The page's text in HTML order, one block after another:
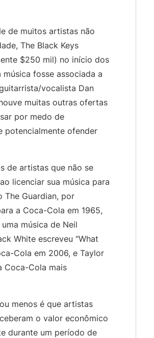
de muitos artistas não
The Black Keys
$250 mil) no início dos
fosse associada a
vocalista Dan
muitas outras ofertas
por medo de
potencialmente ofender
de artistas que não se
licenciar sua música para
The Guardian, por
a Coca-Cola em 1965,
música de Neil
White escreveu "What
Cola em 2006, e Taylor
Coca-Cola mais
menos é que artistas
o valor econômico
durante um período de